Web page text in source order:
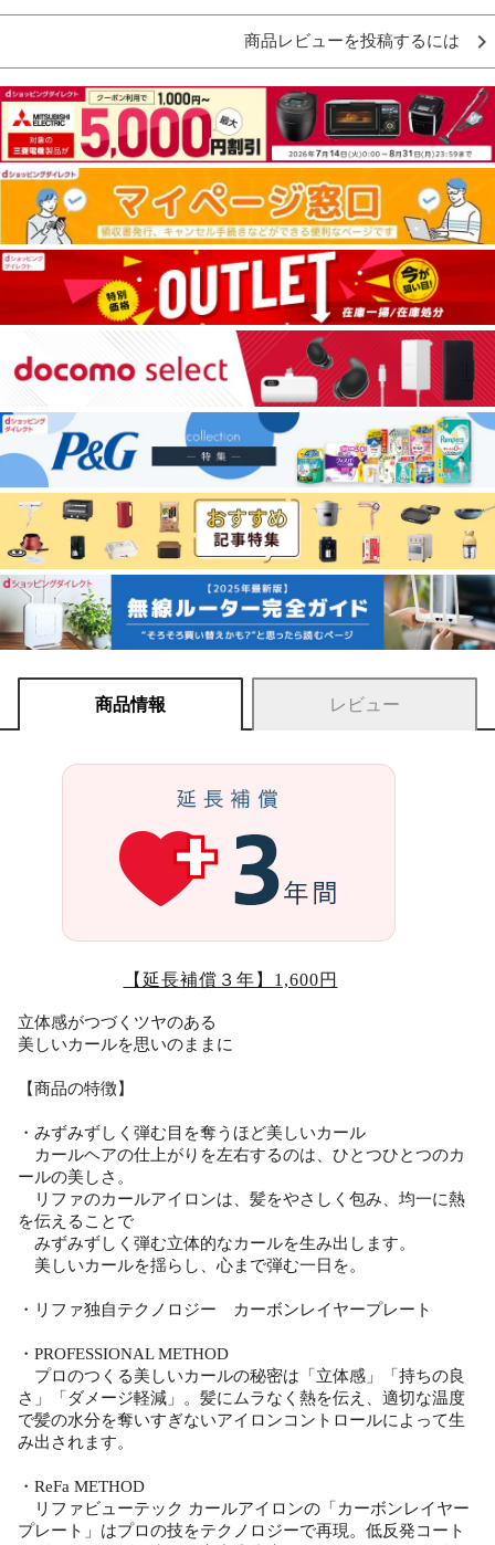
商品レビューを投稿するには
商品情報 レビュー
【延長補償３年】1,600円
立体感がつづくツヤのある
美しいカールを思いのままに
【商品の特徴】
・みずみずしく弾む目を奪うほど美しいカール
カールヘアの仕上がりを左右するのは、ひとつひとつのカ
ールの美しさ。
リファのカールアイロンは、髪をやさしく包み、均一に熱
を伝えることで
みずみずしく弾む立体的なカールを生み出します。
美しいカールを揺らし、心まで弾む一日を。
・リファ独自テクノロジー カーボンレイヤープレート
・PROFESSIONAL METHOD
プロのつくる美しいカールの秘密は「立体感」「持ちの良
さ」「ダメージ軽減」。髪にムラなく熱を伝え、適切な温度
で髪の水分を奪いすぎないアイロンコントロールによって生
み出されます。
・ReFa METHOD
リファビューテック カールアイロンの「カーボンレイヤー
プレート」はプロの技をテクノロジーで再現。低反発コート